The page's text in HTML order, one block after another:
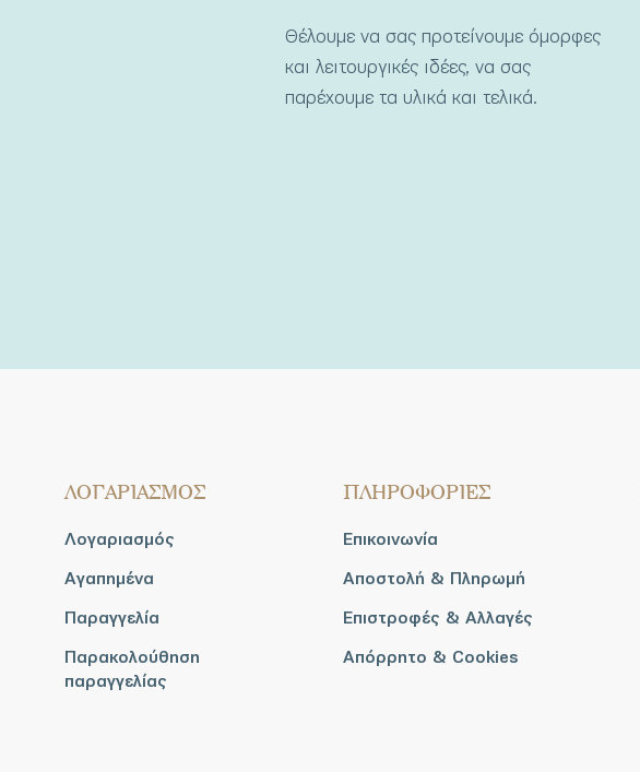
Θέλουμε να σας προτείνουμε όμορφες
και λειτουργικές ιδέες, να σας
παρέχουμε τα υλικά και τελικά.
ΛΟΓΑΡΙΑΣΜΟΣ
Λογαριασμός
Αγαπημένα
Παραγγελία
Παρακολούθηση
παραγγελίας
ΠΛΗΡΟΦΟΡΙΕΣ
Επικοινωνία
Αποστολή & Πληρωμή
Επιστροφές & Αλλαγές
Απόρρητο & Cookies